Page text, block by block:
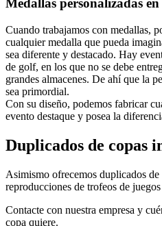
Medallas personalizadas
Cuando trabajamos con medallas,
cualquier medalla que pueda
sea diferente y destacado. Hay
de golf, en los que no se debe
grandes almacenes. De ahí que la
sea primordial.
Con su diseño, podemos fabricar
evento destaque y posea la
Duplicados de copas
Asimismo ofrecemos duplicados
reproducciones de trofeos de
Contacte con nuestra empresa y
copa quiere.